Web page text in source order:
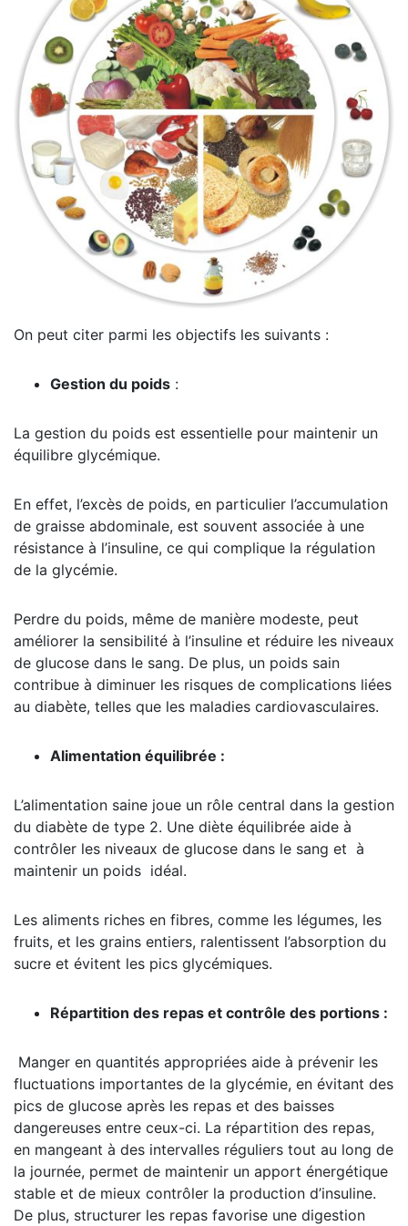
On peut citer parmi les objectifs les suivants :
Gestion du poids :
La gestion du poids est essentielle pour maintenir un
équilibre glycémique.
En effet, l’excès de poids, en particulier l’accumulation
de graisse abdominale, est souvent associée à une
résistance à l’insuline, ce qui complique la régulation
de la glycémie.
Perdre du poids, même de manière modeste, peut
améliorer la sensibilité à l’insuline et réduire les niveaux
de glucose dans le sang. De plus, un poids sain
contribue à diminuer les risques de complications liées
au diabète, telles que les maladies cardiovasculaires.
Alimentation équilibrée :
L’alimentation saine joue un rôle central dans la gestion
du diabète de type 2. Une diète équilibrée aide à
contrôler les niveaux de glucose dans le sang et à
maintenir un poids idéal.
Les aliments riches en fibres, comme les légumes, les
fruits, et les grains entiers, ralentissent l’absorption du
sucre et évitent les pics glycémiques.
Répartition des repas et contrôle des portions :
Manger en quantités appropriées aide à prévenir les
fluctuations importantes de la glycémie, en évitant des
pics de glucose après les repas et des baisses
dangereuses entre ceux-ci. La répartition des repas,
en mangeant à des intervalles réguliers tout au long de
la journée, permet de maintenir un apport énergétique
stable et de mieux contrôler la production d’insuline.
De plus, structurer les repas favorise une digestion